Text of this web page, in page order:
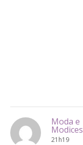
Moda e
Modices
21h19